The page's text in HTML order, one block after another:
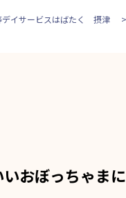
イサービスはばたく 摂津
おぼっちゃまに